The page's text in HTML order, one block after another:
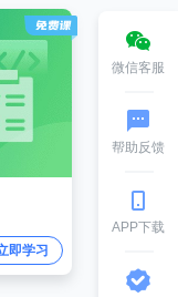
即学习
微信客服
帮助反馈
APP下载